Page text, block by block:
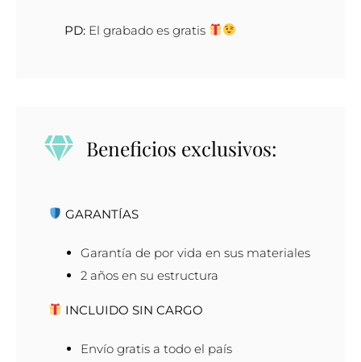
PD: El grabado es gratis
Beneficios exclusivos:
GARANTÍAS
Garantía de por vida en sus materiales
2 años en su estructura
INCLUIDO SIN CARGO
Envío gratis a todo el país